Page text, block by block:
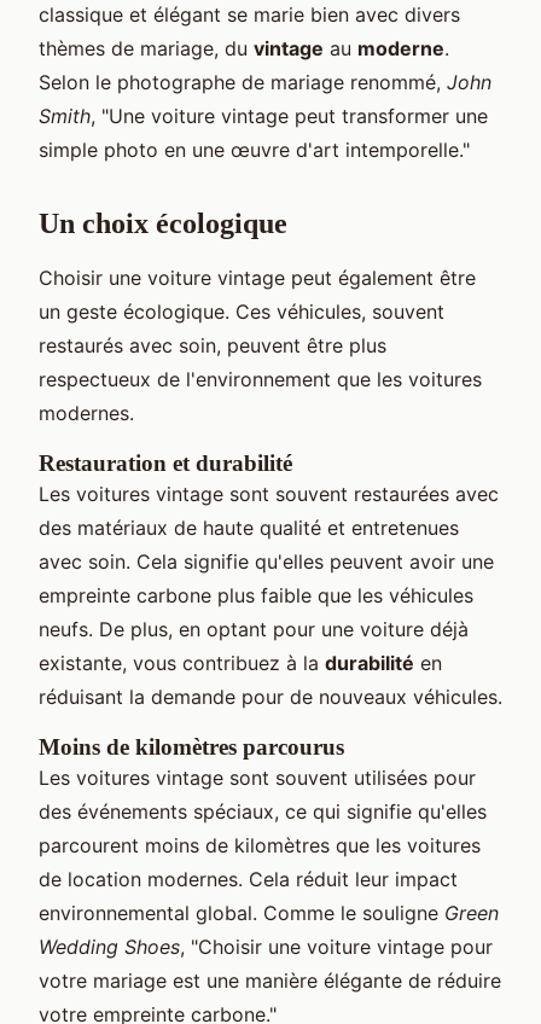
classique et élégant se marie bien avec divers
thèmes de mariage, du vintage au moderne.
Selon le photographe de mariage renommé, John
Smith, "Une voiture vintage peut transformer une
simple photo en une œuvre d'art intemporelle."
Un choix écologique
Choisir une voiture vintage peut également être
un geste écologique. Ces véhicules, souvent
restaurés avec soin, peuvent être plus
respectueux de l'environnement que les voitures
modernes.
Restauration et durabilité
Les voitures vintage sont souvent restaurées avec
des matériaux de haute qualité et entretenues
avec soin. Cela signifie qu'elles peuvent avoir une
empreinte carbone plus faible que les véhicules
neufs. De plus, en optant pour une voiture déjà
existante, vous contribuez à la durabilité en
réduisant la demande pour de nouveaux véhicules.
Moins de kilomètres parcourus
Les voitures vintage sont souvent utilisées pour
des événements spéciaux, ce qui signifie qu'elles
parcourent moins de kilomètres que les voitures
de location modernes. Cela réduit leur impact
environnemental global. Comme le souligne Green
Wedding Shoes, "Choisir une voiture vintage pour
votre mariage est une manière élégante de réduire
votre empreinte carbone."